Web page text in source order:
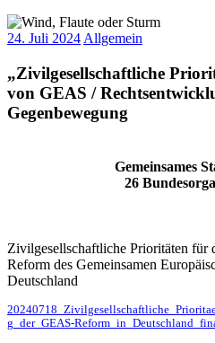
24. Juli 2024 Allgemein
„Zivilgesellschaftliche
von GEAS /
Gegenbewegung
Gemeinsames
26
Zivilgesellschaftliche Prioritäten für
Reform des Gemeinsamen
Deutschland
g_der_GEAS-